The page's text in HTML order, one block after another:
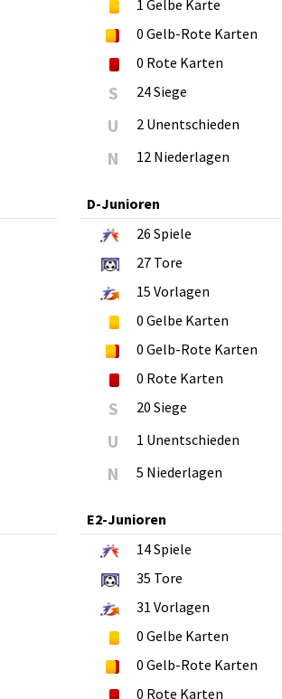
1 Gelbe Karte
0 Gelb-Rote Karten
0 Rote Karten
S 24 Siege
U 2 Unentschieden
N 12 Niederlagen
D-Junioren
26 Spiele
27Tore
15 Vorlagen
0 Gelbe Karten
0 Gelb-Rote Karten
0 Rote Karten
S 20 Siege
U 1 Unentschieden
N 5 Niederlagen
E2-Junioren
14Spiele
35 Tore
31 Vorlagen
0 Gelbe Karten
0 Gelb-Rote Karten
0 Rote Karten